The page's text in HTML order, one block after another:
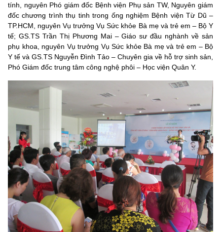
tính, nguyên Phó giám đốc Bệnh viện Phụ sản TW, Nguyên giám
đốc chương trình thụ tinh trong ống nghiệm Bệnh viện Từ Dũ –
TP.HCM, nguyên Vụ trưởng Vụ Sức khỏe Bà mẹ và trẻ em – Bộ Y
tế; GS.TS Trần Thị Phương Mai – Giáo sư đầu nghành về sản
phụ khoa, nguyên Vụ trưởng Vụ Sức khỏe Bà mẹ và trẻ em – Bộ
Y tế và GS.TS Nguyễn Đình Tảo – Chuyên gia về hỗ trợ sinh sản,
Phó Giám đốc trung tâm công nghệ phôi – Học viện Quân Y.